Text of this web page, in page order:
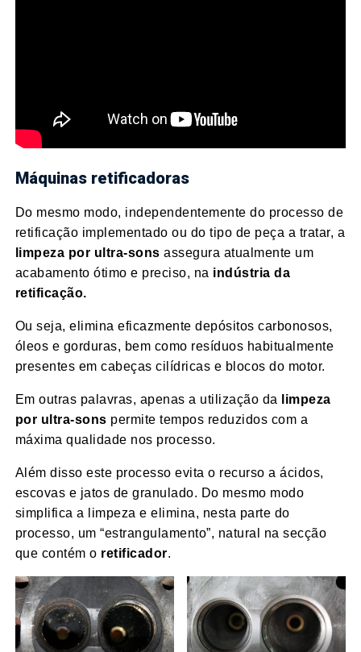
Máquinas retificadoras
Do mesmo modo, independentemente do processo de
retificação implementado ou do tipo de peça a tratar, a
limpeza por ultra-sons assegura atualmente um
acabamento ótimo e preciso, na indústria da
retificação.
Ou seja, elimina eficazmente depósitos carbonosos,
óleos e gorduras, bem como resíduos habitualmente
presentes em cabeças cilídricas e blocos do motor.
Em outras palavras, apenas a utilização da
limpeza
por ultra-sons permite tempos reduzidos com a
máxima qualidade nos processo.
Além disso este processo evita o recurso a ácidos,
escovas e jatos de granulado. Do mesmo modo
simplifica a limpeza e elimina, nesta parte do
processo, um “estrangulamento”, natural na secção
que contém o retificador.